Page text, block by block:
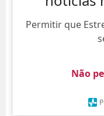
Permitir que
Não